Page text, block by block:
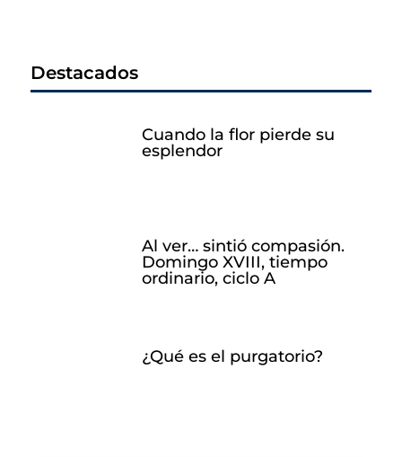
Destacados
Cuando la flor pierde su
esplendor
Al ver… sintió compasión.
Domingo XVIII, tiempo
ordinario, ciclo A
¿Qué es el purgatorio?